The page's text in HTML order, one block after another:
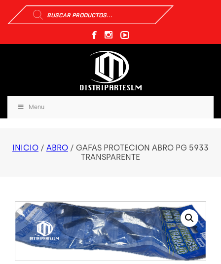
Búsqueda
de
productos
Menu
INICIO / ABRO / GAFAS PROTECION ABRO PG 5933
TRANSPARENTE